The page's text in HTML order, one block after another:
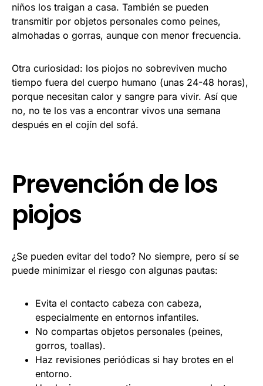
niños los traigan a casa. También se pueden
transmitir por objetos personales como peines,
almohadas o gorras, aunque con menor frecuencia.
Otra curiosidad: los piojos no sobreviven mucho
tiempo fuera del cuerpo humano (unas 24-48 horas),
porque necesitan calor y sangre para vivir. Así que
no, no te los vas a encontrar vivos una semana
después en el cojín del sofá.
Prevención de los
piojos
¿Se pueden evitar del todo? No siempre, pero sí se
puede minimizar el riesgo con algunas pautas:
Evita el contacto cabeza con cabeza,
especialmente en entornos infantiles.
No compartas objetos personales (peines,
gorros, toallas).
Haz revisiones periódicas si hay brotes en el
entorno.